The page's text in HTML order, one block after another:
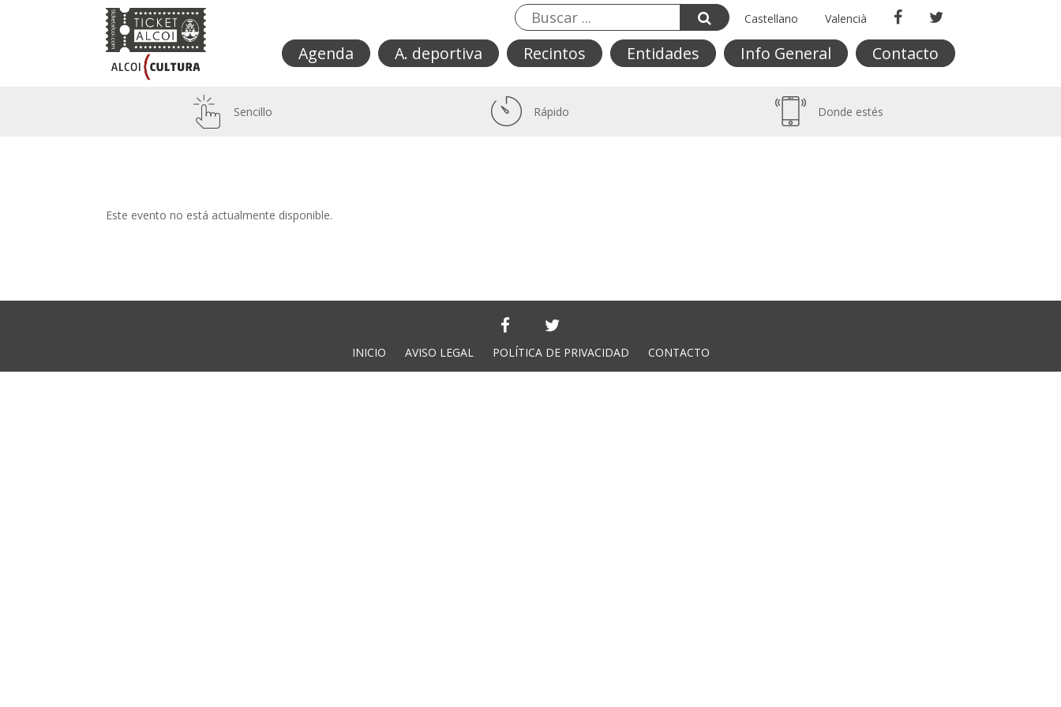
Castellano Valencià
Agenda A. deportiva Recintos Entidades Info General Contacto
Sencillo Rápido Donde estés
Este evento no está actualmente disponible.
INICIO AVISO LEGAL POLÍTICA DE PRIVACIDAD CONTACTO